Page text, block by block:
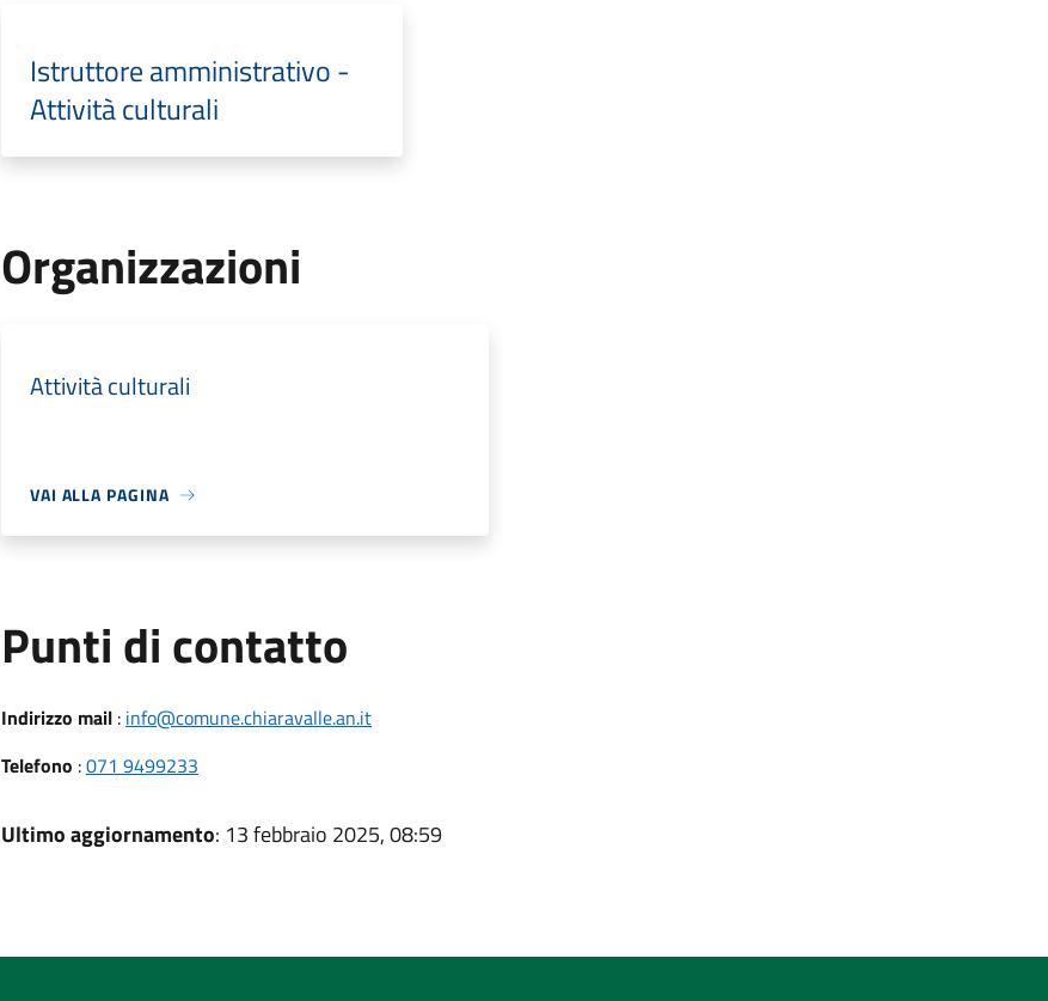
Istruttore amministrativo -
Attività culturali
Organizzazioni
Attività culturali
VAI ALLA PAGINA
Punti di contatto
Indirizzo mail: info@comune.chiaravalle.an.it
Telefono :071 9499233
Ultimo aggiornamento: 13 febbraio 2025, 08:59